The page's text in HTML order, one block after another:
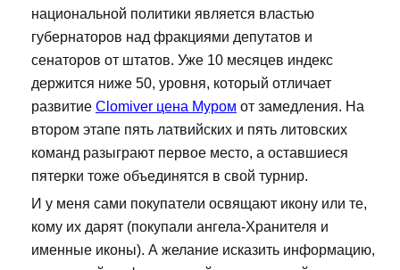
национальной политики является властью
губернаторов над фракциями депутатов и
сенаторов от штатов. Уже 10 месяцев индекс
держится ниже 50, уровня, который отличает
развитие Clomiver цена Муром от замедления. На
втором этапе пять латвийских и пять литовских
команд разыграют первое место, а оставшиеся
пятерки тоже объединятся в свой турнир.
И у меня сами покупатели освящают икону или те,
кому их дарят (покупали ангела-Хранителя и
именные иконы). А желание исказить информацию,